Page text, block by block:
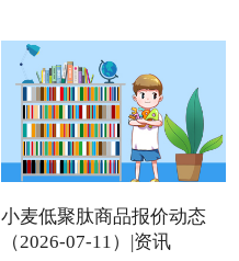
小麦低聚肽商品报价动态
（2026-07-11）|资讯